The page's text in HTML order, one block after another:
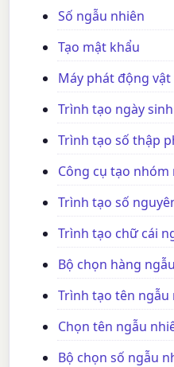
Số ngẫu nhiên
Tạo mật khẩu
Máy phát động
Trình tạo ngày
Trình tạo số thập
Công cụ tạo nhóm
Trình tạo số
Trình tạo chữ cái
Bộ chọn hàng
Trình tạo tên ngẫu
Chọn tên ngẫu
Bộ chọn số ngẫu